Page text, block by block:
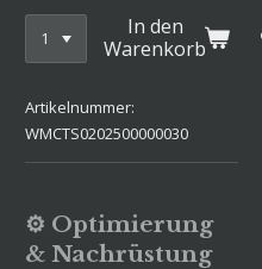
In den
Warenkorb
Artikelnummer:
WMCTS0202500000030
⚙️ Optimierung
& Nachrüstung